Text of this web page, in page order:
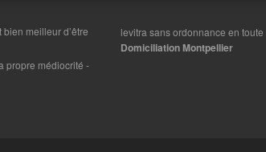
meilleur d’être
propre médiocrité -
levitra sans ordonnance en toute
Domiciliation Montpellier